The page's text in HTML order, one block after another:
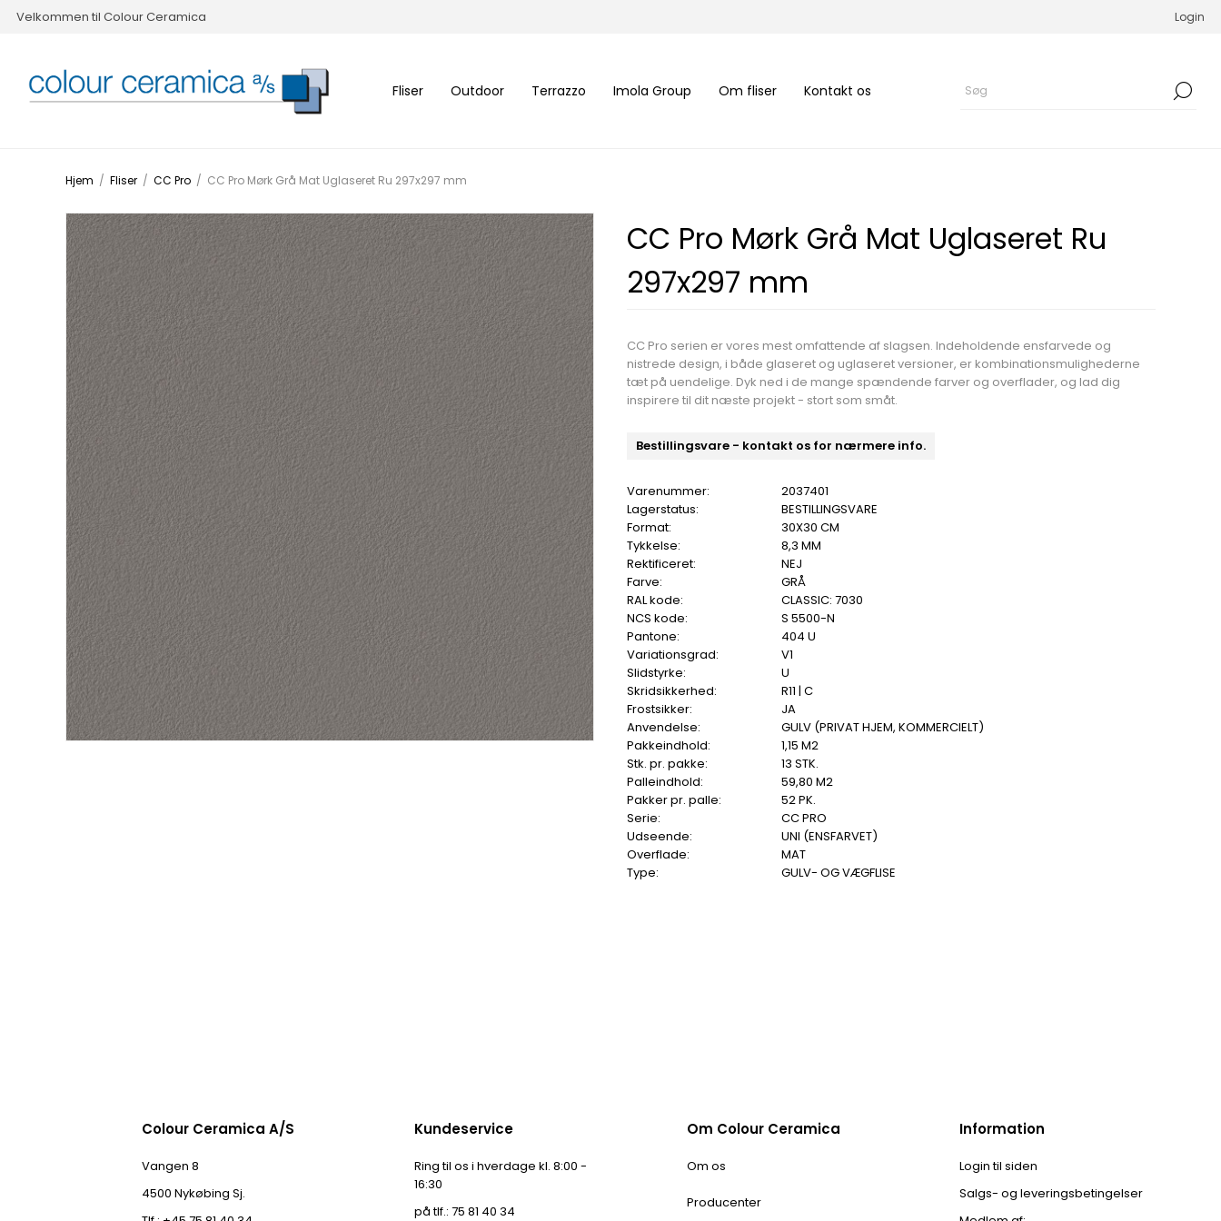
Velkommen til Colour Ceramica Login
Fliser Outdoor Terrazzo Imola Group Om fliser Kontakt os
Hjem / Fliser / CC Pro / CC Pro Mørk Grå Mat Uglaseret Ru 297x297 mm
CC Pro Mørk Grå Mat Uglaseret Ru
297x297 mm
CC Pro serien er vores mest omfattende af slagsen. Indeholdende ensfarvede og
nistrede design, i både glaseret og uglaseret versioner, er kombinationsmulighederne
tæt på uendelige. Dyk ned i de mange spændende farver og overflader, og lad dig
inspirere til dit næste projekt - stort som småt.
Bestillingsvare - kontakt os for nærmere info.
Varenummer:
2037401
Lagerstatus:
BESTILLINGSVARE
Format:
30X30 CM
Tykkelse:
8,3 MM
Rektificeret:
NEJ
Farve:
GRÅ
RAL kode:
CLASSIC: 7030
NCS kode:
S 5500-N
Pantone:
404 U
Variationsgrad:
V1
Slidstyrke:
U
Skridsikkerhed:
R11 | C
Frostsikker:
JA
Anvendelse:
GULV (PRIVAT HJEM, KOMMERCIELT)
Pakkeindhold:
1,15 M2
Stk. pr. pakke:
13 STK.
Palleindhold:
59,80 M2
Pakker pr. palle:
52 PK.
Serie:
CC PRO
Udseende:
UNI (ENSFARVET)
Overflade:
MAT
Type:
GULV- OG VÆGFLISE
Colour Ceramica A/S
Vangen 8
4500 Nykøbing Sj.
Kundeservice
Ring til os i hverdage kl. 8:00 -
16:30
på tlf.: 75 81 40 34
Om Colour Ceramica
Om os
Producenter
Information
Login til siden
Salgs- og leveringsbetingelser